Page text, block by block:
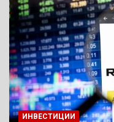
ИНВЕСТИЦИИ